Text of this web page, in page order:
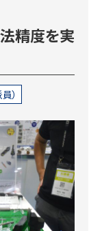
精度を実
）